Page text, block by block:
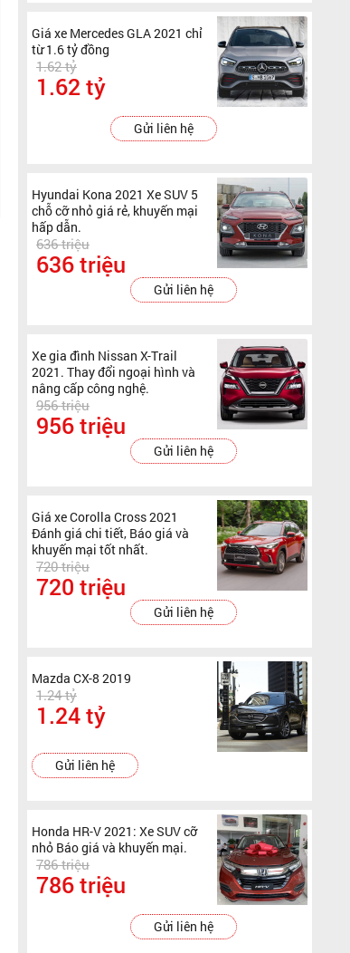
Giá xe Mercedes GLA 2021 chỉ
từ 1.6 tỷ đồng
1.62 tỷ
1.62 tỷ
Gửi liên hệ
Hyundai Kona 2021 Xe SUV 5
chỗ cỡ nhỏ giá rẻ, khuyến mại
hấp dẫn.
636 triệu
636 triệu
Gửi liên hệ
Xe gia đình Nissan X-Trail
2021. Thay đổi ngoại hình và
nâng cấp công nghệ.
956 triệu
956 triệu
Gửi liên hệ
Giá xe Corolla Cross 2021
Đánh giá chi tiết, Báo giá và
khuyến mại tốt nhất.
720 triệu
720 triệu
Gửi liên hệ
Mazda CX-8 2019
1.24 tỷ
1.24 tỷ
Gửi liên hệ
Honda HR-V 2021: Xe SUV cỡ
nhỏ Báo giá và khuyến mại.
786 triệu
786 triệu
Gửi liên hệ